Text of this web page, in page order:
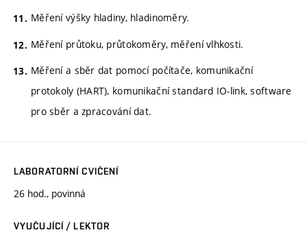
Měření výšky hladiny, hladinoměry.
Měření průtoku, průtokoměry, měření vlhkosti.
Měření a sběr dat pomocí počítače, komunikační
protokoly (HART), komunikační standard IO-link, software
pro sběr a zpracování dat.
LABORATORNÍ CVIČENÍ
26 hod., povinná
VYUČUJÍCÍ / LEKTOR